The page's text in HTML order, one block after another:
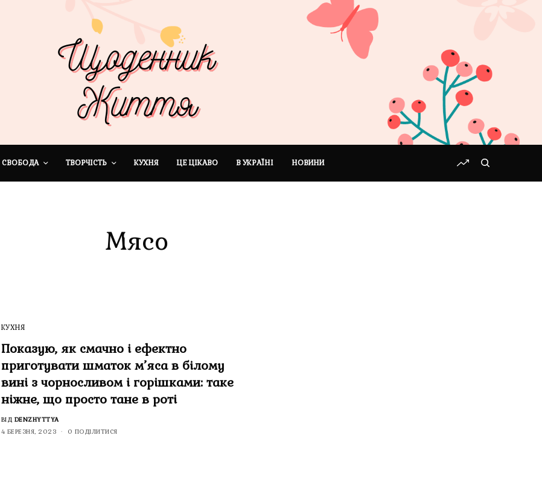
СВОБОДА ТВОРЧІСТЬ КУХНЯ ЦЕ ЦІКАВО В УКРАЇНІ НОВИНИ
Мясо
КУХНЯ
Показую, як смачно і ефектно
приготувати шматок м’яса в білому
вині з чорносливом і горішками: таке
ніжне, що просто тане в роті
ВІД DENZHYTTYA
4 БЕРЕЗНЯ, 2023
0 ПОДІЛИТИСЯ